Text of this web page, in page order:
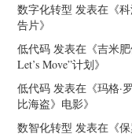
数字化转型 发表在《
告片》
低代码 发表在《吉米
Let’s Move”计划》
低代码 发表在《玛格·
比海盗》电影》
数智化转型 发表在《